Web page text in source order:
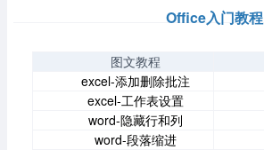
Office入门教程
图文教程
excel-添加删除批注
excel-工作表设置
word-隐藏行和列
word-段落缩进